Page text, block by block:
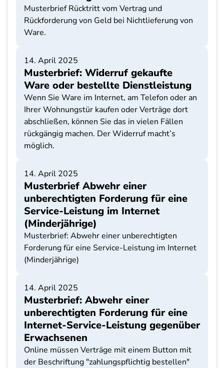
Musterbrief Rücktritt vom Vertrag und
Rückforderung von Geld bei Nichtlieferung von
Ware.
14. April 2025
Musterbrief: Widerruf gekaufte
Ware oder bestellte Dienstleistung
Wenn Sie Ware im Internet, am Telefon oder an
Ihrer Wohnungstür kaufen oder Verträge dort
abschließen, können Sie das in vielen Fällen
rückgängig machen. Der Widerruf macht’s
möglich.
14. April 2025
Musterbrief Abwehr einer
unberechtigten Forderung für eine
Service-Leistung im Internet
(Minderjährige)
Musterbrief: Abwehr einer unberechtigten
Forderung für eine Service-Leistung im Internet
(Minderjährige)
14. April 2025
Musterbrief: Abwehr einer
unberechtigten Forderung für eine
Internet-Service-Leistung gegenüber
Erwachsenen
Online müssen Verträge mit einem Button mit
der Beschriftung "zahlungspflichtig bestellen"